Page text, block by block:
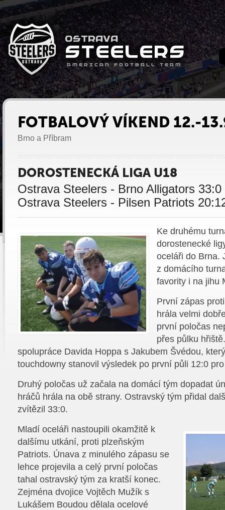
FOTBALOVÝ VÍKEND 12.-
Brno a Příbram
DOROSTENECKÁ LIGA U18
Ostrava Steelers - Brno Alligators 33:0
Ostrava Steelers - Pilsen Patriots
Ke druhému
dorostenecké
oceláři do Brna.
z domácího
favority i na jihu
První zápas
hrála velmi
první poločas
přes půlku
spolupráce Davida Hoppa s Jakubem Švédou,
touchdowny stanovil výsledek po první půli 12:0
Druhý poločas už začala na domácí tým dopadat
hráčů hrála na obě strany. Ostravský tým přidal
zvítězil 33:0.
Mladí oceláři nastoupili okamžitě k
dalšímu utkání, proti plzeňským
Patriots. Únava z minulého zápasu se
lehce projevila a celý první poločas
tahal ostravský tým za kratší konec.
Zejména dvojice Vojtěch Mužík s
Lukášem Boudou dělala ocelové